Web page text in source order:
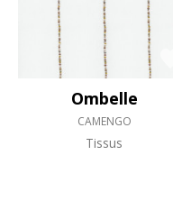
Ombelle
CAMENGO
Tissus